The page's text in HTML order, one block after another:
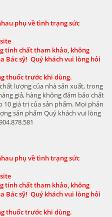
phụ về tình trạng sức
tính chất tham khảo, không
Bác sỹ! Quý khách vui lòng hỏi
thuốc trước khi dùng.
lượng của nhà sản xuất, trong
giả, hàng không đảm bảo chất
giá trị của sản phẩm. Mọi phản
sản phẩm Quý khách vui lòng
phụ về tình trạng sức
tính chất tham khảo, không
Bác sỹ! Quý khách vui lòng hỏi
thuốc trước khi dùng.